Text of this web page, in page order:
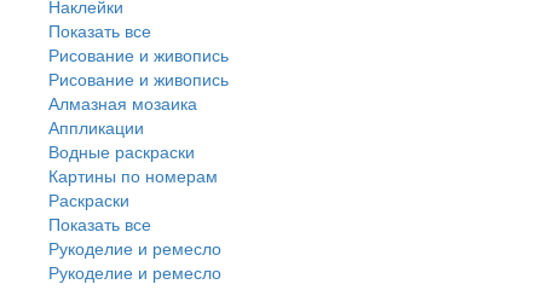
Наклейки
Показать все
Рисование и живопись
Рисование и живопись
Алмазная мозаика
Аппликации
Водные раскраски
Картины по номерам
Раскраски
Показать все
Рукоделие и ремесло
Рукоделие и ремесло